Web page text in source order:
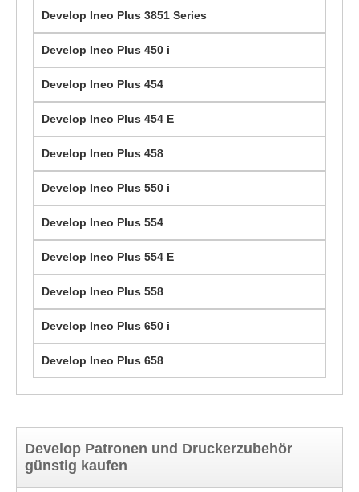
Develop Ineo Plus 3851 Series
Develop Ineo Plus 450 i
Develop Ineo Plus 454
Develop Ineo Plus 454 E
Develop Ineo Plus 458
Develop Ineo Plus 550 i
Develop Ineo Plus 554
Develop Ineo Plus 554 E
Develop Ineo Plus 558
Develop Ineo Plus 650 i
Develop Ineo Plus 658
Develop Patronen und Druckerzubehör
günstig kaufen